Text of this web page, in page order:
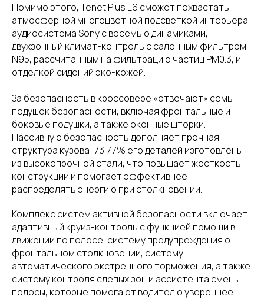
Помимо этого, Tenet Plus L6 сможет похвастать
атмосферной многоцветной подсветкой интерьера,
аудиосистема Sony с восемью динамиками,
двухзонный климат-контроль с салонным фильтром
N95, рассчитанным на фильтрацию частиц PM0.3, и
отделкой сидений эко-кожей.
За безопасность в кроссовере «отвечают» семь
подушек безопасности, включая фронтальные и
боковые подушки, а также оконные шторки.
Пассивную безопасность дополняет прочная
структура кузова: 73,77% его деталей изготовлены
из высокопрочной стали, что повышает жесткость
конструкции и помогает эффективнее
распределять энергию при столкновении.
Комплекс систем активной безопасности включает
адаптивный круиз-контроль с функцией помощи в
движении по полосе, систему предупреждения о
фронтальном столкновении, систему
автоматического экстренного торможения, а также
систему контроля слепых зон и ассистента смены
полосы, которые помогают водителю увереннее